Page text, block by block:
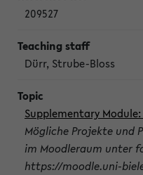
209527
Dürr, Strube-Bloss
Supplementary
Mögliche Projekte und
im Moodleraum unter
https://moodle.uni-